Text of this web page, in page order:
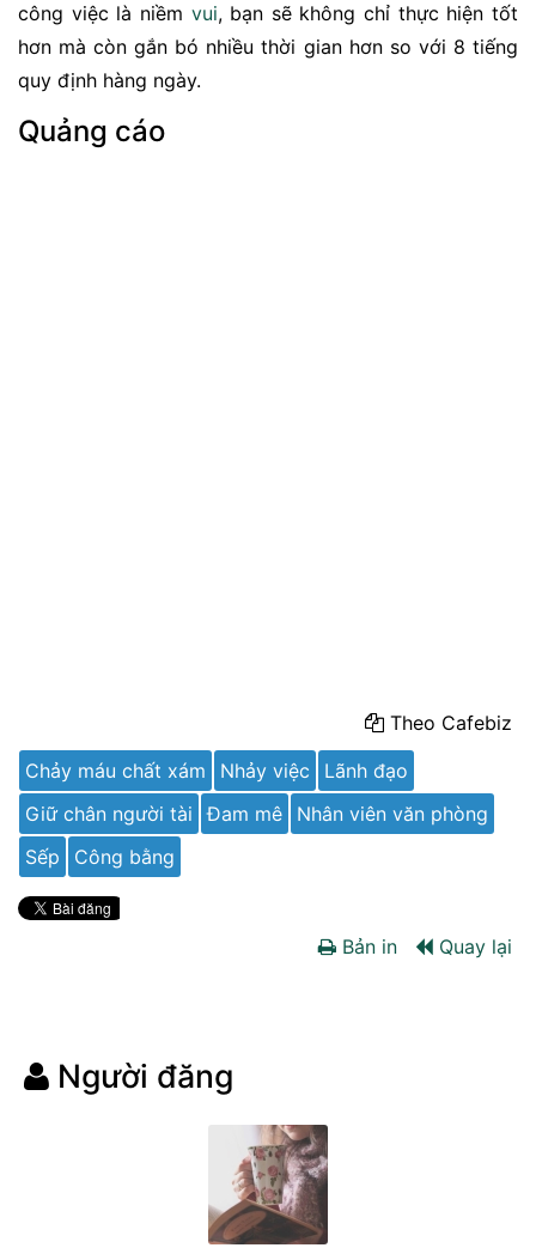
công việc là niềm vui, bạn sẽ không chỉ thực hiện tốt
hơn mà còn gắn bó nhiều thời gian hơn so với 8 tiếng
quy định hàng ngày.
Quảng cáo
Theo Cafebiz
Chảy máu chất xám
Nhảy việc
Lãnh đạo
Giữ chân người tài
Đam mê
Nhân viên văn phòng
Sếp
Công bằng
Bản in Quay lại
Người đăng